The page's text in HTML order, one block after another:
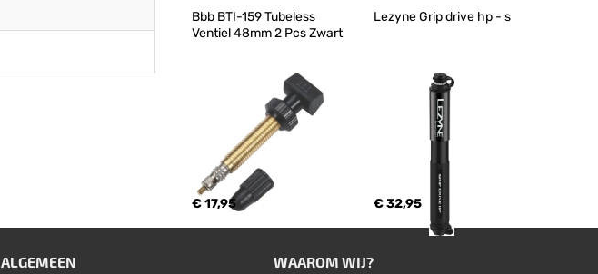
Bbb BTI-159 Tubeless
Ventiel 48mm 2 Pcs Zwart
€ 17,95
Lezyne Grip drive hp - s
€ 32,95
ALGEMEEN WAAROM WIJ?